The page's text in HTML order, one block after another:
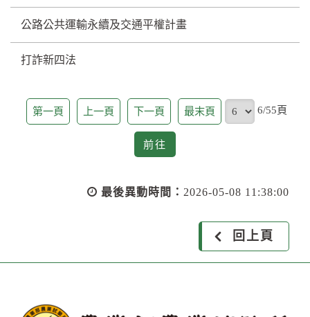
公路公共運輸永續及交通平權計畫
打詐新四法
第一頁 上一頁 下一頁 最末頁 頁
6/55頁
前往
往
最後異動時間： 2026-05-08 11:38:00
回上頁